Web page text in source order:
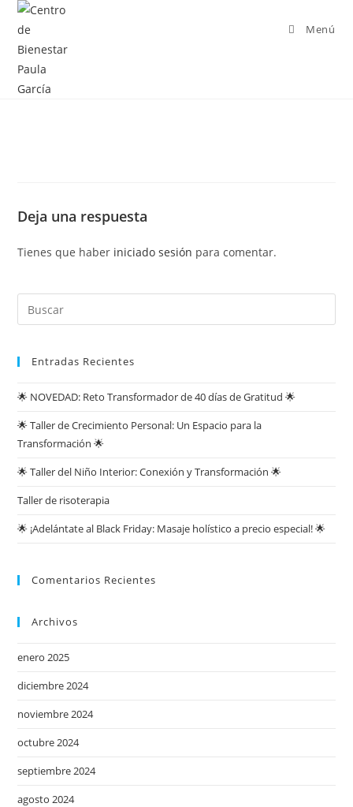
Menú
Deja una respuesta
Tienes que haber iniciado sesión para comentar.
Entradas Recientes
🌟 NOVEDAD: Reto Transformador de 40 días de Gratitud 🌟
🌟 Taller de Crecimiento Personal: Un Espacio para la
Transformación 🌟
🌟 Taller del Niño Interior: Conexión y Transformación 🌟
Taller de risoterapia
🌟 ¡Adelántate al Black Friday: Masaje holístico a precio especial! 🌟
Comentarios Recientes
Archivos
enero 2025
diciembre 2024
noviembre 2024
octubre 2024
septiembre 2024
agosto 2024